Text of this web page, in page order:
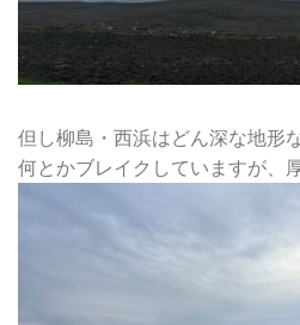
但し柳島・西浜はどん深な地形
何とかブレイクしていますが、